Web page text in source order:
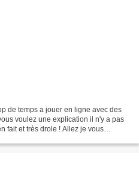
de temps a jouer en ligne avec des
voulez une explication il n'y a pas
fait et très drole ! Allez je vous